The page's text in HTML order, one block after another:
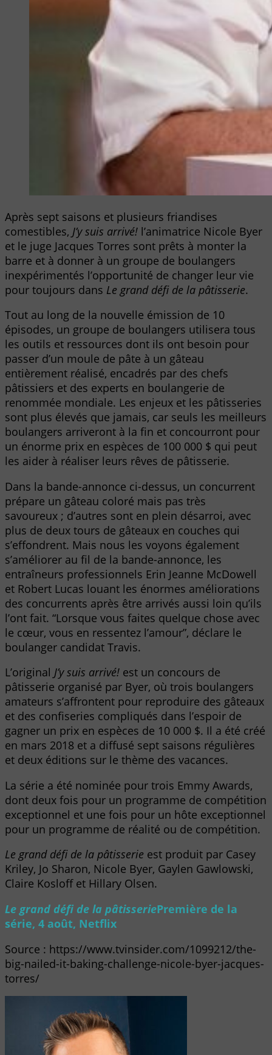
Après sept saisons et plusieurs friandises
comestibles, J’y suis arrivé! l’animatrice Nicole Byer
et le juge Jacques Torres sont prêts à monter la
barre et à donner à un groupe de boulangers
inexpérimentés l’opportunité de changer leur vie
pour toujours dans Le grand défi de la pâtisserie.
Tout au long de la nouvelle émission de 10
épisodes, un groupe de boulangers utilisera tous
les outils et ressources dont ils ont besoin pour
passer d’un moule de pâte à un gâteau
entièrement réalisé, encadrés par des chefs
pâtissiers et des experts en boulangerie de
renommée mondiale. Les enjeux et les pâtisseries
sont plus élevés que jamais, car seuls les meilleurs
boulangers arriveront à la fin et concourront pour
un énorme prix en espèces de 100 000 $ qui peut
les aider à réaliser leurs rêves de pâtisserie.
Dans la bande-annonce ci-dessus, un concurrent
prépare un gâteau coloré mais pas très
savoureux ; d’autres sont en plein désarroi, avec
plus de deux tours de gâteaux en couches qui
s’effondrent. Mais nous les voyons également
s’améliorer au fil de la bande-annonce, les
entraîneurs professionnels Erin Jeanne McDowell
et Robert Lucas louant les énormes améliorations
des concurrents après être arrivés aussi loin qu’ils
l’ont fait. “Lorsque vous faites quelque chose avec
le cœur, vous en ressentez l’amour”, déclare le
boulanger candidat Travis.
L’original J’y suis arrivé! est un concours de
pâtisserie organisé par Byer, où trois boulangers
amateurs s’affrontent pour reproduire des gâteaux
et des confiseries compliqués dans l’espoir de
gagner un prix en espèces de 10 000 $. Il a été créé
en mars 2018 et a diffusé sept saisons régulières
et deux éditions sur le thème des vacances.
La série a été nominée pour trois Emmy Awards,
dont deux fois pour un programme de compétition
exceptionnel et une fois pour un hôte exceptionnel
pour un programme de réalité ou de compétition.
Le grand défi de la pâtisserie est produit par Casey
Kriley, Jo Sharon, Nicole Byer, Gaylen Gawlowski,
Claire Kosloff et Hillary Olsen.
Le grand défi de la pâtisseriePremière de la
série, 4 août, Netflix
Source : https://www.tvinsider.com/1099212/the-
big-nailed-it-baking-challenge-nicole-byer-jacques-
torres/